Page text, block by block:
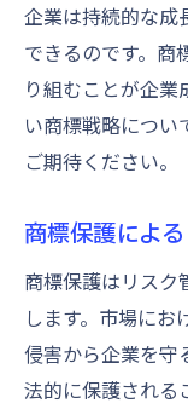
企業は持続的な成
できるのです。商
り組むことが企
い商標戦略につい
ご期待ください。
商標保護によ
商標保護はリスク
します。市場にお
侵害から企業を守
法的に保護される